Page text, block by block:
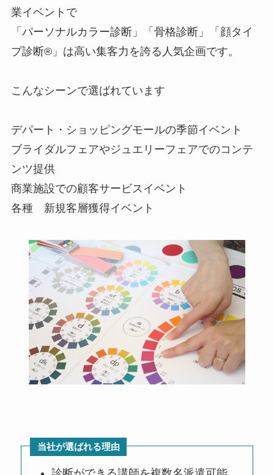
業イベントで
「パーソナルカラー診断」「骨格診断」「顔タイ
プ診断®」は高い集客力を誇る人気企画です。
こんなシーンで選ばれています
デパート・ショッピングモールの季節イベント
ブライダルフェアやジュエリーフェアでのコンテ
ンツ提供
商業施設での顧客サービスイベント
各種 新規客層獲得イベント
当社が選ばれる理由